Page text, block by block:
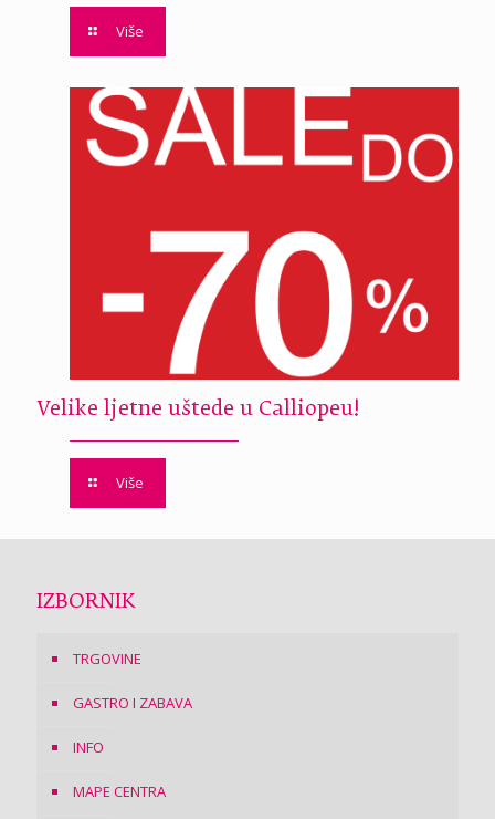
Više
Velike ljetne uštede u Calliopeu!
Više
IZBORNIK
TRGOVINE
GASTRO I ZABAVA
INFO
MAPE CENTRA